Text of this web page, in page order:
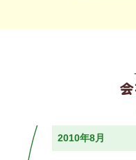
2010年8月